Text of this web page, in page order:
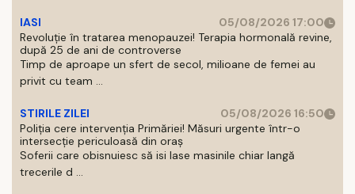
IASI
05/08/2026 17:00
Revoluție în tratarea menopauzei! Terapia hormonală revine,
după 25 de ani de controverse
Timp de aproape un sfert de secol, milioane de femei au
privit cu team ...
STIRILE ZILEI
05/08/2026 16:50
Poliția cere intervenția Primăriei! Măsuri urgente într-o
intersecție periculoasă din oraș
Soferii care obisnuiesc să isi lase masinile chiar langă
trecerile d ...